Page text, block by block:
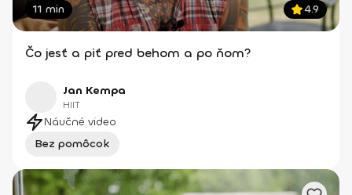
11 min 4.9
Čo jesť a piť pred behom a po ňom?
Jan Kempa
HIIT
Náučné video
Bez pomôcok